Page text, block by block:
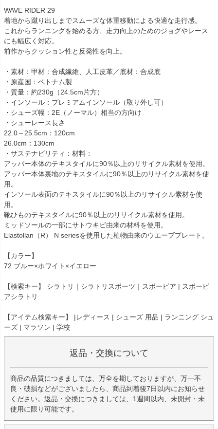
WAVE RIDER 29
着地から蹴り出しまでスムーズな体重移動による快適な走行感。
これからランニングを始める方、走力向上のためのジョグやレース
にも幅広く対応。
前作からクッション性と反発性を向上。
・素材：甲材：合成繊維、人工皮革／底材：合成底
・原産国：ベトナム製
・質量：約230g（24.5cm片方）
・インソール：プレミアムインソール（取り外し可）
・シューズ幅：2E（ノーマル）相当の方向け
・シューレース長さ
22.0～25.5cm：120cm
26.0cm：130cm
・サステナビリティ：材料：
アッパー本体のテキスタイルに90％以上のリサイクル素材を使用。
アッパー本体裏地のテキスタイルに90％以上のリサイクル素材を使
用。
インソール表面のテキスタイルに90％以上のリサイクル素材を使
用。
靴ひものテキスタイルに90％以上のリサイクル素材を使用。
ミッドソールの一部にサトウキビ由来の材料を使用。
Elastollan（R） N seriesを使用した植物由来のウエーブプレート。
【カラー】
72 ブルー×ホワイト×イエロー
【検索キー】 シラトリ｜シラトリスポーツ｜スポーピア | スポーピ
アシラトリ
【アイテム検索キー】 |レディース | シューズ 用品 | ランニング シュ
ーズ | マラソン | 学校
返品・交換について
商品の品質につきましては、万全を期しておりますが、万一不
良・破損などがございましたら、商品到着後7日以内にお知らせ
ください。返品・交換につきましては、1週間以内、未開封・未
使用に限り可能です。